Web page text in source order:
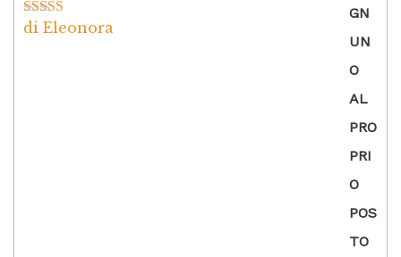
Valutato5su
di Eleonora